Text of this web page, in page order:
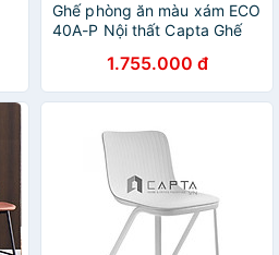
Ghế phòng ăn màu xám ECO
40A-P Nội thất Capta Ghế
khung ghế sắt sơn tĩnh điện
màu đen nhập khẩu
1.755.000 đ